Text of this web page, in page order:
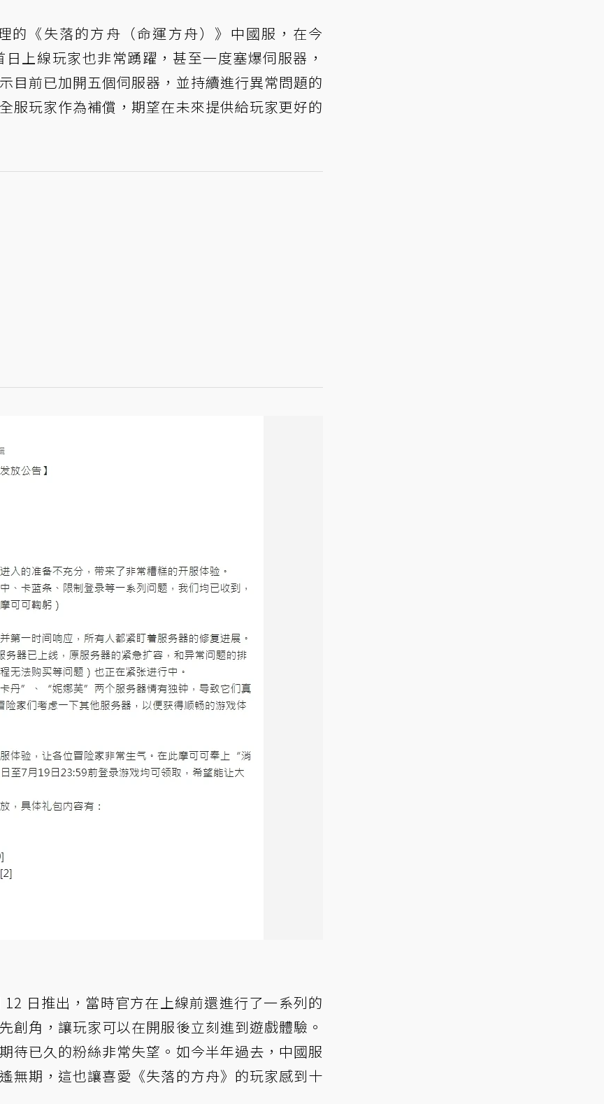
的《失落的方舟（命運方舟）》中國服，在今
日上線玩家也非常踴躍，甚至一度塞爆伺服器，
目前已加開五個伺服器，並持續進行異常問題的
服玩家作為補償，期望在未來提供給玩家更好的
12 日推出，當時官方在上線前還進行了一系列的
創角，讓玩家可以在開服後立刻進到遊戲體驗。
待已久的粉絲非常失望。如今半年過去，中國服
無期，這也讓喜愛《失落的方舟》的玩家感到十